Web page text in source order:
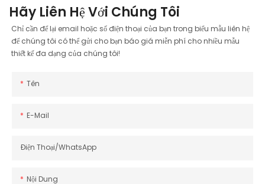
Hãy Liên Hệ Với Chúng Tôi
Chỉ cần để lại email hoặc số điện thoại của bạn trong biểu mẫu liên hệ
để chúng tôi có thể gửi cho bạn báo giá miễn phí cho nhiều mẫu
thiết kế đa dạng của chúng tôi!
Tên
E-Mail
Điện Thoại/WhatsApp
Nội Dung